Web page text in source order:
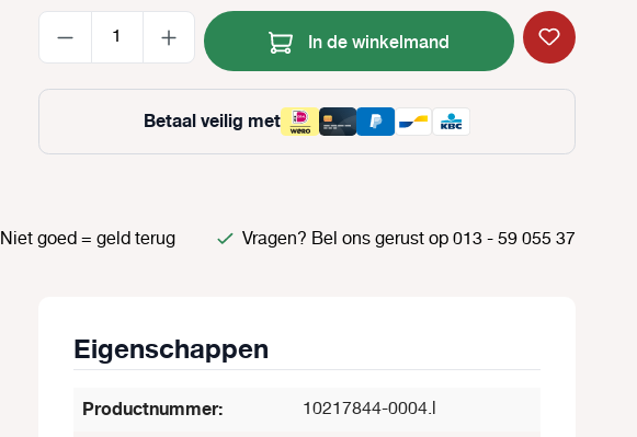
Producthoeveelheid: Voer de
In de winkelmand
Betaal veilig met
Niet goed = geld terug Vragen? Bel ons gerust op 013 - 59 055 37
Eigenschappen
Productnummer: 10217844-0004.l